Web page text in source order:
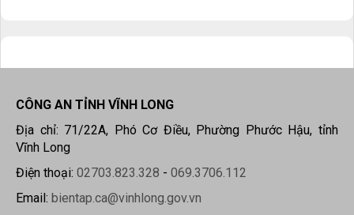
CÔNG AN TỈNH VĨNH LONG
Địa chỉ: 71/22A, Phó Cơ Điều, Phường Phước Hậu, tỉnh
Vĩnh Long
Điện thoại: 02703.823.328 - 069.3706.112
Email: bientap.ca@vinhlong.gov.vn